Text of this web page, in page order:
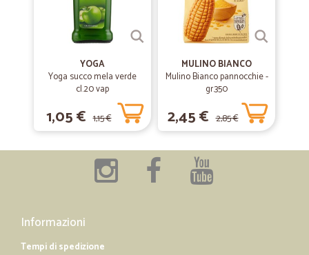
Prodotti sempre di ottima qualita; verdure e frutte molto fresche,
anche la carne. Tutto quello ad un prezzo piú di accetabile, inclusi i
costi di consegna. Se sei studente come me e non hai molto tempo
libero per fare la spesa in supermercato, ti consiglio fortemente di
prendere i prodotti da Cicalia.
28/10/2019
Flora D.
Ottimo!
Ottimo prezzo e consegna veloce e puntuale. Raccomandatissimo!
YOGA
Yoga succo mela verde
cl.20 vap
1,05 € 1,15 €
MULINO BIANCO
Mulino Bianco pannocchie -
gr.350
2,45 € 2,85 €
Informazioni
Tempi di spedizione